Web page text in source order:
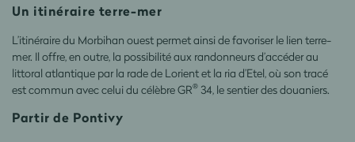
Un itinéraire terre-mer
L’itinéraire du Morbihan ouest permet ainsi de favoriser le lien terre-
mer. Il offre, en outre, la possibilité aux randonneurs d’accéder au
littoral atlantique par la rade de Lorient et la ria d’Etel, où son tracé
est commun avec celui du célèbre GR® 34, le sentier des douaniers.
Partir de Pontivy